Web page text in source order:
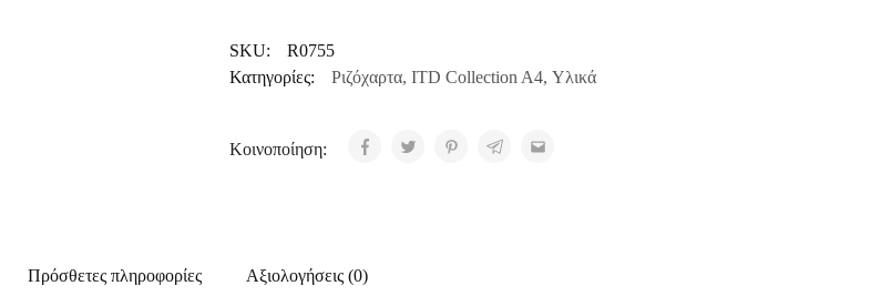
SKU:
R0755
Κατηγορίες:
Ριζόχαρτα, ITD Collection A4, Υλικά
Κοινοποίηση:
Πρόσθετες πληροφορίες Αξιολογήσεις (0)